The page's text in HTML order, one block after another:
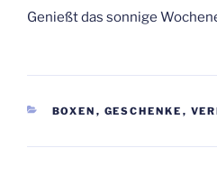
Genießt das sonnige
KATEGORIEN
BOXEN , GESCHENKE ,